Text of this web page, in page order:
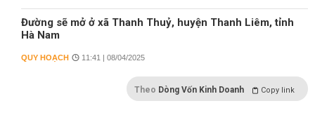
Đường sẽ mở ở xã Thanh Thuỷ, huyện Thanh Liêm, tỉnh
Hà Nam
QUY HOẠCH 11:41 | 08/04/2025
Theo Dòng Vốn Kinh Doanh Copy link